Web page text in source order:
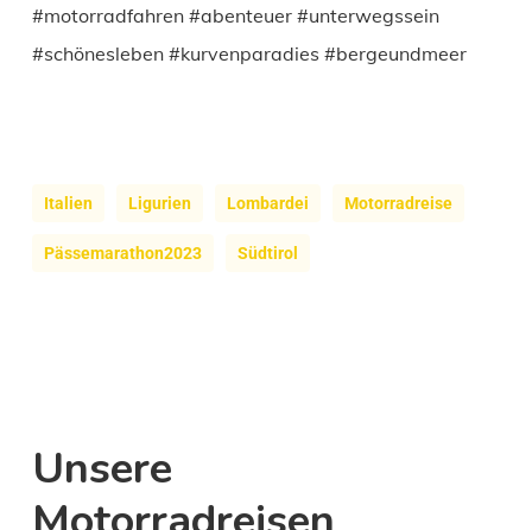
#motorradfahren #abenteuer #unterwegssein
#schönesleben #kurvenparadies #bergeundmeer
Italien Ligurien Lombardei Motorradreise
Pässemarathon2023 Südtirol
Unsere